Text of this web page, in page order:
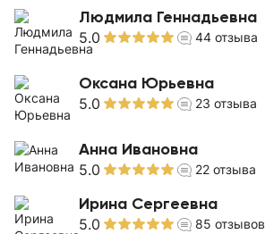
Людмила Геннадьевна
5.0 44 отзыва
Оксана Юрьевна
5.0 23 отзыва
Анна Ивановна
5.0 22 отзыва
Ирина Сергеевна
5.0 85 отзывов